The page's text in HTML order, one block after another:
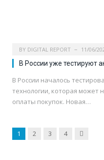
BY DIGITAL REPORT 11/06/
В России уже тестируют
В России началось
технологии, которая может
оплаты покупок. Новая…
1 2 3 4 Next